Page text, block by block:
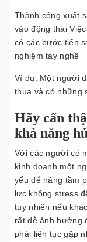
Thành công xuất
vào động thái
có các bước tiến
nghiệm tay nghề
Ví dụ: Một người
thua và có những
Hãy cẩn
khả năng
Với các người có
kinh doanh một
yếu để nâng tầm
lực không stress
tuy nhiên nếu
rất dễ ảnh hưởng
phải liên tục gặp